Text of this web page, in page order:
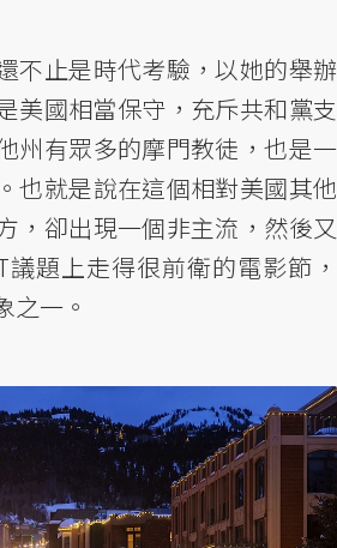
不止是時代考驗，以她的舉辦
國相當保守，充斥共和黨支
州有眾多的摩門教徒，也是一
也就是說在這個相對美國其他
，卻出現一個非主流，然後又
議題上走得很前衛的電影節，
之一。